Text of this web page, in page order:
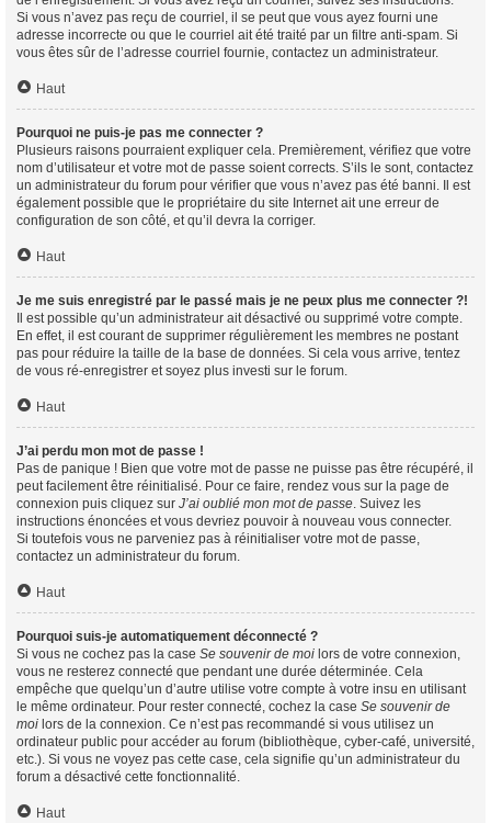
Si vous n’avez pas reçu de courriel, il se peut que vous ayez fourni une
adresse incorrecte ou que le courriel ait été traité par un filtre anti-spam. Si
vous êtes sûr de l’adresse courriel fournie, contactez un administrateur.
Haut
Pourquoi ne puis-je pas me connecter ?
Plusieurs raisons pourraient expliquer cela. Premièrement, vérifiez que votre
nom d’utilisateur et votre mot de passe soient corrects. S’ils le sont, contactez
un administrateur du forum pour vérifier que vous n’avez pas été banni. Il est
également possible que le propriétaire du site Internet ait une erreur de
configuration de son côté, et qu’il devra la corriger.
Haut
Je me suis enregistré par le passé mais je ne peux plus me connecter ?!
Il est possible qu’un administrateur ait désactivé ou supprimé votre compte.
En effet, il est courant de supprimer régulièrement les membres ne postant
pas pour réduire la taille de la base de données. Si cela vous arrive, tentez
de vous ré-enregistrer et soyez plus investi sur le forum.
Haut
J’ai perdu mon mot de passe !
Pas de panique ! Bien que votre mot de passe ne puisse pas être récupéré, il
peut facilement être réinitialisé. Pour ce faire, rendez vous sur la page de
connexion puis cliquez sur J’ai oublié mon mot de passe. Suivez les
instructions énoncées et vous devriez pouvoir à nouveau vous connecter.
Si toutefois vous ne parveniez pas à réinitialiser votre mot de passe,
contactez un administrateur du forum.
Haut
Pourquoi suis-je automatiquement déconnecté ?
Si vous ne cochez pas la case Se souvenir de moi lors de votre connexion,
vous ne resterez connecté que pendant une durée déterminée. Cela
empêche que quelqu’un d’autre utilise votre compte à votre insu en utilisant
le même ordinateur. Pour rester connecté, cochez la case Se souvenir de
moi lors de la connexion. Ce n’est pas recommandé si vous utilisez un
ordinateur public pour accéder au forum (bibliothèque, cyber-café, université,
etc.). Si vous ne voyez pas cette case, cela signifie qu’un administrateur du
forum a désactivé cette fonctionnalité.
Haut